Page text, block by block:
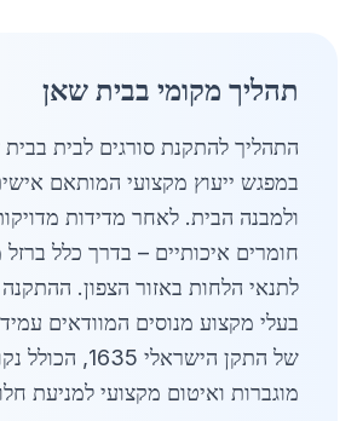
תהליך מקומי בבית שאן
התהליך להתקנת סורגים לבית
במפגש ייעוץ מקצועי המותאם
ולמבנה הבית. לאחר מדידות
חומרים איכותיים – בדרך כלל ברזל
לתנאי הלחות באזור הצפון.
בעלי מקצוע מנוסים המוודאים
של התקן הישראלי
מוגברות ואיטום מקצועי למניעת